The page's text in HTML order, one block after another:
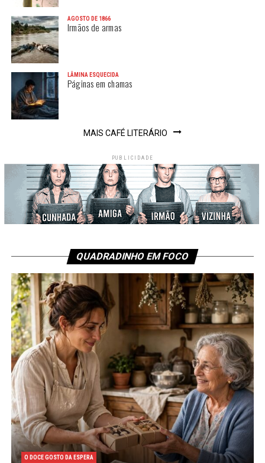
AGOSTO DE 1866
Irmãos de armas
LÂMINA ESQUECIDA
Páginas em chamas
MAIS CAFÉ LITERÁRIO
PUBLICIDADE
QUADRADINHO EM FOCO
O DOCE GOSTO DA ESPERA